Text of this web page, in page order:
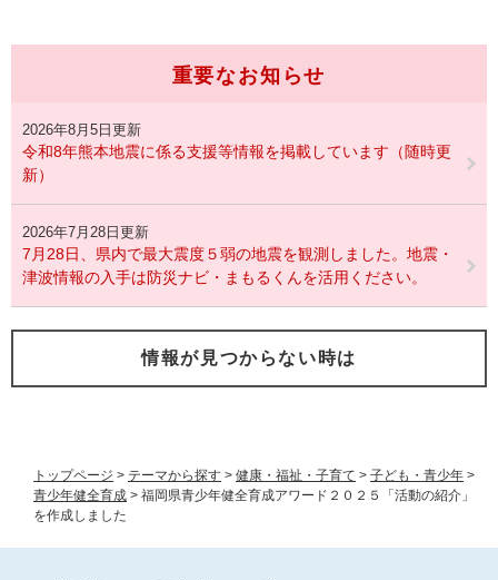
トップページ > テーマから探す > 健康・福祉・子育て > 子ども・青少年 >
青少年健全育成 > 福岡県青少年健全育成アワード２０２５「活動の紹介」
を作成しました
重要なお知らせ
2026年8月5日更新
令和8年熊本地震に係る支援等情報を掲載しています（随時更
新）
2026年7月28日更新
7月28日、県内で最大震度５弱の地震を観測しました。地震・
津波情報の入手は防災ナビ・まもるくんを活用ください。
情報が見つからない時は